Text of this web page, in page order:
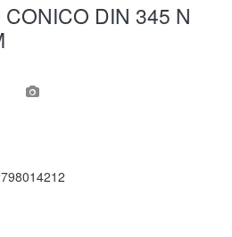
DIN 345 N